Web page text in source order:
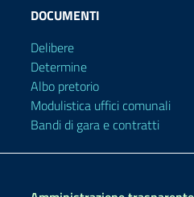
DOCUMENTI
Delibere
Determine
Albo pretorio
Modulistica uffici comunali
Bandi di gara e contratti